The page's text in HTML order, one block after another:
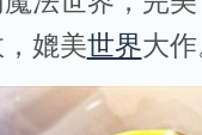
媲美世界大